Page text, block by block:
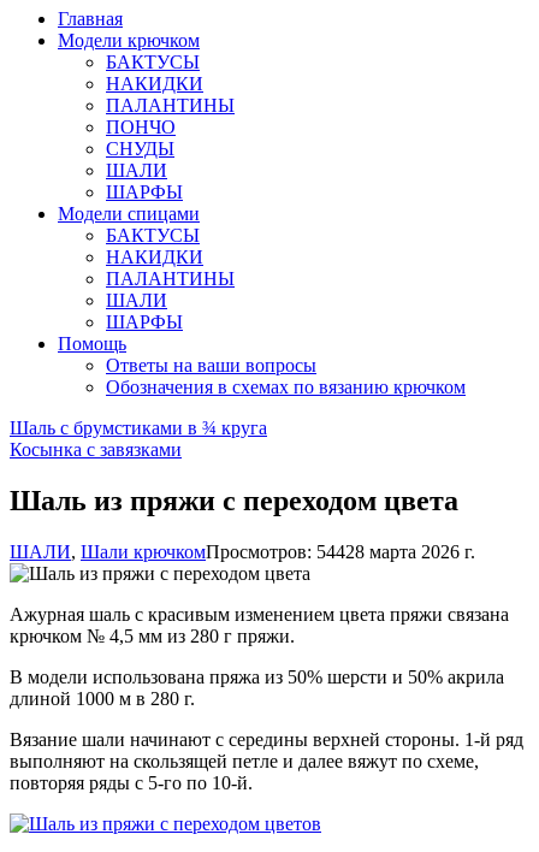
Главная
Модели крючком
БАКТУСЫ
НАКИДКИ
ПАЛАНТИНЫ
ПОНЧО
СНУДЫ
ШАЛИ
ШАРФЫ
Модели спицами
БАКТУСЫ
НАКИДКИ
ПАЛАНТИНЫ
ШАЛИ
ШАРФЫ
Помощь
Ответы на ваши вопросы
Обозначения в схемах по вязанию крючком
Шаль с брумстиками в ¾ круга
Косынка с завязками
Шаль из пряжи с переходом цвета
ШАЛИ, Шали крючкомПросмотров: 54428 марта 2026 г.
Ажурная шаль с красивым изменением цвета пряжи связана
крючком № 4,5 мм из 280 г пряжи.
В модели использована пряжа из 50% шерсти и 50% акрила
длиной 1000 м в 280 г.
Вязание шали начинают с середины верхней стороны. 1-й ряд
выполняют на скользящей петле и далее вяжут по схеме,
повторяя ряды с 5-го по 10-й.